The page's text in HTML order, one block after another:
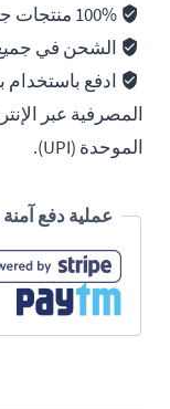
100% منتجات جديدة ومبتكرة
الشحن في جميع
ادفع باستخدام
المصرفية عبر
الموحدة (UPI).
عملية دفع